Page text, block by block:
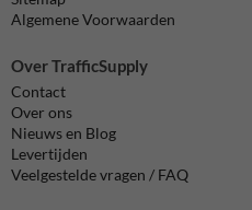
Algemene Voorwaarden
Over TrafficSupply
Contact
Over ons
Nieuws en Blog
Levertijden
Veelgestelde vragen / FAQ